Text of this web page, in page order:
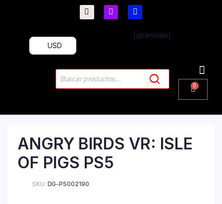
[gtranslate]
USD
ANGRY BIRDS VR: ISLE
OF PIGS PS5
SKU: DG-PS002190